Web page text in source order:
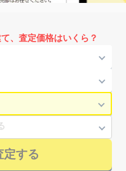
、査定価格はいくら？
定する